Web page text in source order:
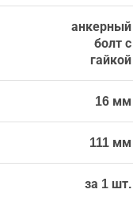
анкерный
болт с
гайкой
16 мм
111 мм
за 1 шт.